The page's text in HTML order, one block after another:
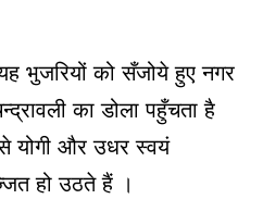
भुजरियों को सँजोये हुए नगर
का डोला पहुँचता है
योगी और उधर स्वयं
हो उठते हैं ।